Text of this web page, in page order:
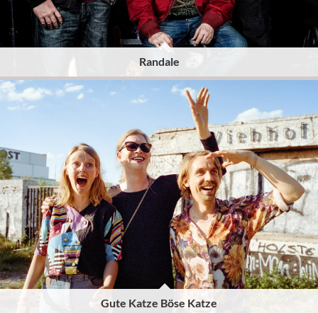
Randale
Gute Katze Böse Katze